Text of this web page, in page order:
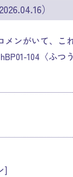
）
メンがいて、こ
104〈ふつ
]